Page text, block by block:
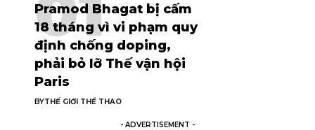
Pramod Bhagat bị cấm
18 tháng vì vi phạm quy
định chống doping,
phải bỏ lỡ Thế vận hội
Paris
BYTHẾ GIỚI THỂ THAO
- ADVERTISEMENT -